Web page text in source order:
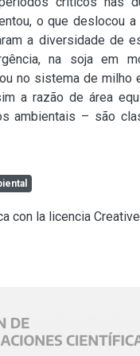
o que deslocou
a diversidade de
na soja em
no sistema de
a razão de área
ambientais – são
con la licencia